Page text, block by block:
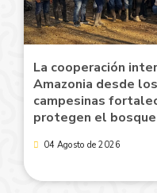
La cooperación
Amazonia desde
campesinas
protegen el bosque
04 Agosto de 2026